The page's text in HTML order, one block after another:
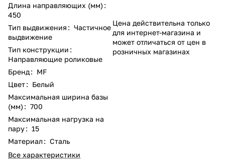
Длина направляющих (мм) :
450
Тип выдвижения : Частичное
выдвижение
Тип конструкции :
Направляющие роликовые
Бренд: MF
Цвет: Белый
Максимальная ширина базы
(мм) : 700
Максимальная нагрузка на
пару: 15
Материал : Сталь
Все характеристики
Цена действительна только
для интернет-магазина и
может отличаться от цен в
розничных магазинах